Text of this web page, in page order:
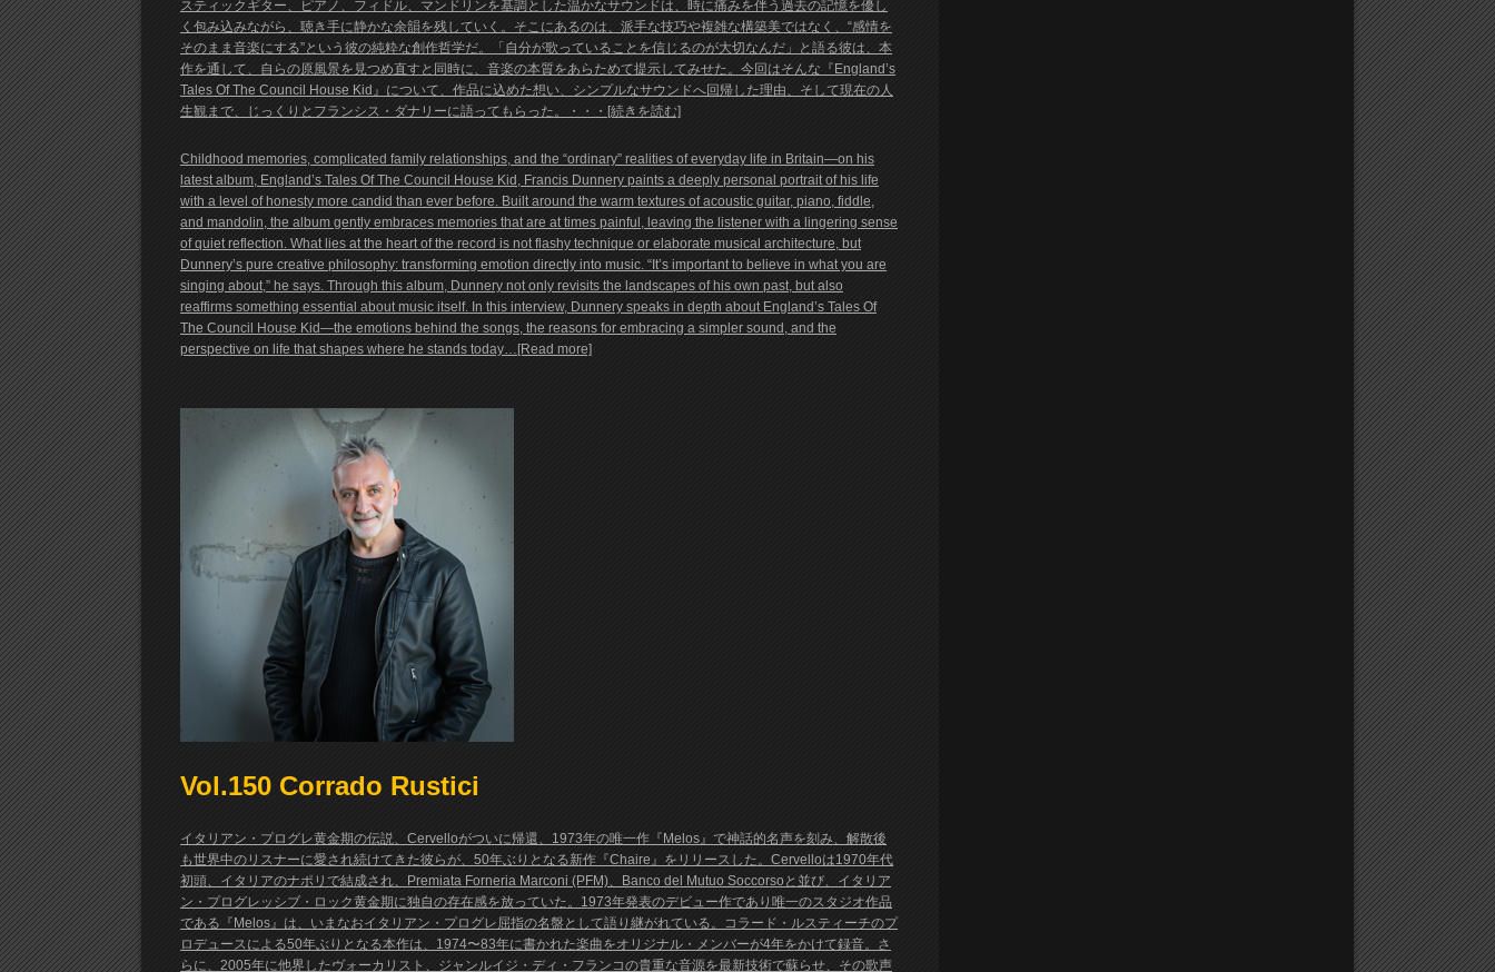
スティックギター、ピアノ、フィドル、マンドリンを基調とした温かなサウンドは、時に痛みを伴う過去の記憶を優し
く包み込みながら、聴き手に静かな余韻を残していく。そこにあるのは、派手な技巧や複雑な構築美ではなく、“感情を
そのまま音楽にする”という彼の純粋な創作哲学だ。「自分が歌っていることを信じるのが大切なんだ」と語る彼は、本
作を通して、自らの原風景を見つめ直すと同時に、音楽の本質をあらためて提示してみせた。今回はそんな『England’s
Tales Of The Council House Kid』について、作品に込めた想い、シンプルなサウンドへ回帰した理由、そして現在の人
生観まで、じっくりとフランシス・ダナリーに語ってもらった。・・・[続きを読む]
Childhood memories, complicated family relationships, and the “ordinary” realities of everyday life in Britain—on his
latest album, England’s Tales Of The Council House Kid, Francis Dunnery paints a deeply personal portrait of his life
with a level of honesty more candid than ever before. Built around the warm textures of acoustic guitar, piano, fiddle,
and mandolin, the album gently embraces memories that are at times painful, leaving the listener with a lingering sense
of quiet reflection. What lies at the heart of the record is not flashy technique or elaborate musical architecture, but
Dunnery’s pure creative philosophy: transforming emotion directly into music. “It’s important to believe in what you are
singing about,” he says. Through this album, Dunnery not only revisits the landscapes of his own past, but also
reaffirms something essential about music itself. In this interview, Dunnery speaks in depth about England’s Tales Of
The Council House Kid—the emotions behind the songs, the reasons for embracing a simpler sound, and the
perspective on life that shapes where he stands today…[Read more]
Vol.150 Corrado Rustici
イタリアン・プログレ黄金期の伝説、Cervelloがついに帰還、1973年の唯一作『Melos』で神話的名声を刻み、解散後
も世界中のリスナーに愛され続けてきた彼らが、50年ぶりとなる新作『Chaire』をリリースした。Cervelloは1970年代
初頭、イタリアのナポリで結成され、Premiata Forneria Marconi (PFM)、Banco del Mutuo Soccorsoと並び、イタリア
ン・プログレッシブ・ロック黄金期に独自の存在感を放っていた。1973年発表のデビュー作であり唯一のスタジオ作品
である『Melos』は、いまなおイタリアン・プログレ屈指の名盤として語り継がれている。コラード・ルスティーチのプ
ロデュースによる50年ぶりとなる本作は、1974〜83年に書かれた楽曲をオリジナル・メンバーが4年をかけて録音。さ
らに、2005年に他界したヴォーカリスト、ジャンルイジ・ディ・フランコの貴重な音源を最新技術で蘇らせ、その歌声